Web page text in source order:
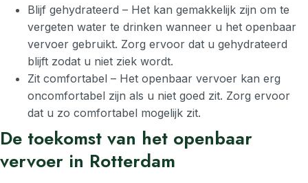
Blijf gehydrateerd – Het kan gemakkelijk zijn om te
vergeten water te drinken wanneer u het openbaar
vervoer gebruikt. Zorg ervoor dat u gehydrateerd
blijft zodat u niet ziek wordt.
Zit comfortabel – Het openbaar vervoer kan erg
oncomfortabel zijn als u niet goed zit. Zorg ervoor
dat u zo comfortabel mogelijk zit.
De toekomst van het openbaar
vervoer in Rotterdam